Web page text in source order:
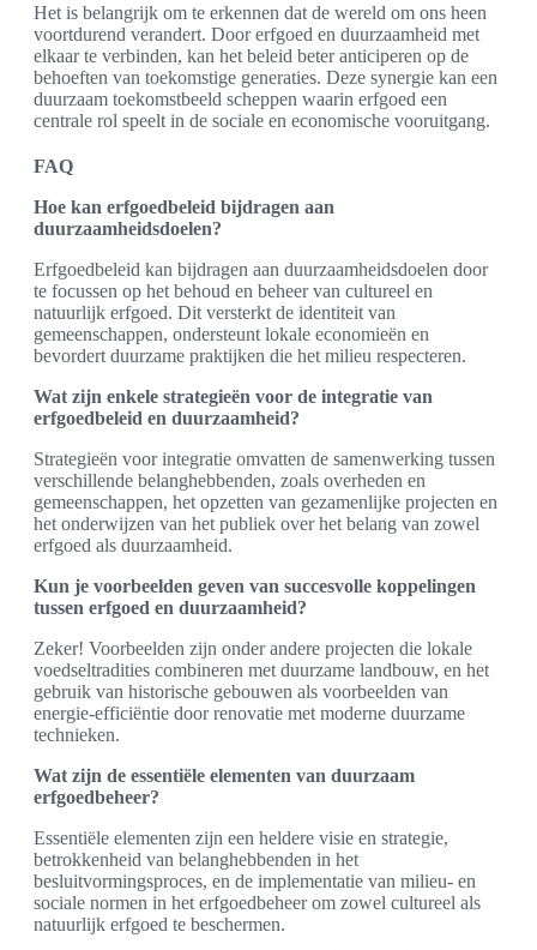
Het is belangrijk om te erkennen dat de wereld om ons heen
voortdurend verandert. Door erfgoed en duurzaamheid met
elkaar te verbinden, kan het beleid beter anticiperen op de
behoeften van toekomstige generaties. Deze synergie kan een
duurzaam toekomstbeeld scheppen waarin erfgoed een
centrale rol speelt in de sociale en economische vooruitgang.
FAQ
Hoe kan erfgoedbeleid bijdragen aan
duurzaamheidsdoelen?
Erfgoedbeleid kan bijdragen aan duurzaamheidsdoelen door
te focussen op het behoud en beheer van cultureel en
natuurlijk erfgoed. Dit versterkt de identiteit van
gemeenschappen, ondersteunt lokale economieën en
bevordert duurzame praktijken die het milieu respecteren.
Wat zijn enkele strategieën voor de integratie van
erfgoedbeleid en duurzaamheid?
Strategieën voor integratie omvatten de samenwerking tussen
verschillende belanghebbenden, zoals overheden en
gemeenschappen, het opzetten van gezamenlijke projecten en
het onderwijzen van het publiek over het belang van zowel
erfgoed als duurzaamheid.
Kun je voorbeelden geven van succesvolle koppelingen
tussen erfgoed en duurzaamheid?
Zeker! Voorbeelden zijn onder andere projecten die lokale
voedseltradities combineren met duurzame landbouw, en het
gebruik van historische gebouwen als voorbeelden van
energie-efficiëntie door renovatie met moderne duurzame
technieken.
Wat zijn de essentiële elementen van duurzaam
erfgoedbeheer?
Essentiële elementen zijn een heldere visie en strategie,
betrokkenheid van belanghebbenden in het
besluitvormingsproces, en de implementatie van milieu- en
sociale normen in het erfgoedbeheer om zowel cultureel als
natuurlijk erfgoed te beschermen.